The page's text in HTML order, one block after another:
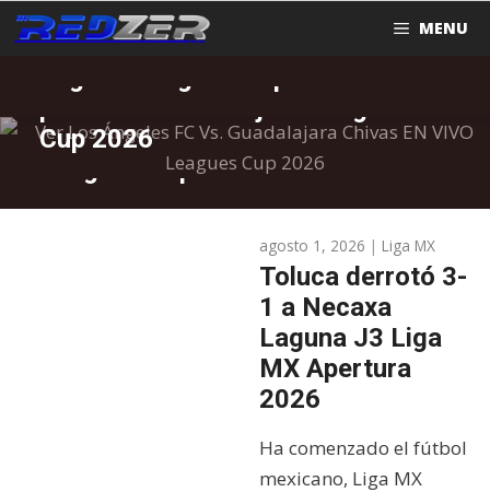
Saltar
al
MENU
Philadelphia Union Leagues Cup
2026
Donde ver New York vs Santos
FUTBOL
Cup 2026
FUTBOL
penaltis ante Real Salt Lake
Leagues Cup 2026
Toluca derrotó 3-
1 a Necaxa
Laguna J3 Liga
MX Apertura
2026
agosto 1, 2026 | Liga MX
Ha comenzado el fútbol
mexicano, Liga MX